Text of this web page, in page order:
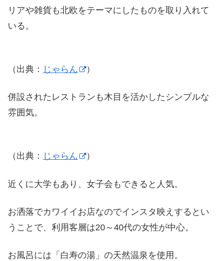
リアや雑貨も北欧をテーマにしたものを取り入れて
いる。
（出典： じゃらん ）
併設されたレストランも木目を活かしたシンプルな
雰囲気。
（出典： じゃらん ）
近くに大学もあり、女子会もできると人気。
お洒落でカワイイお店なのでインスタ映えするとい
うことで、利用客層は20～40代の女性が中心。
お風呂には「白寿の湯」の天然温泉を使用。